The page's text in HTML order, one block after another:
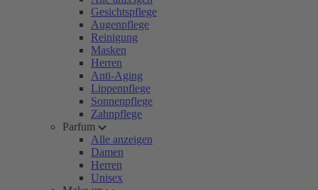
Gesichtspflege
Augenpflege
Reinigung
Masken
Herren
Anti-Aging
Lippenpflege
Sonnenpflege
Zahnpflege
Parfum
Alle anzeigen
Damen
Herren
Unisex